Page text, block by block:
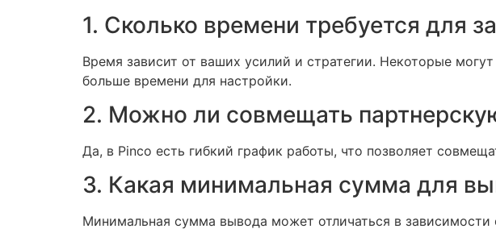
1. Сколько времени требуется для
Время зависит от ваших усилий и стратегии. Некоторые
больше времени для настройки.
2. Можно ли совмещать
Да, в Pinco есть гибкий график работы, что позволяет
3. Какая минимальная сумма для
Минимальная сумма вывода может отличаться в